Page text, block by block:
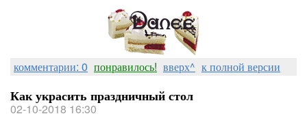
комментарии: 0 понравилось! вверх^ к полной версии
Как украсить праздничный стол
02-10-2018 16:30